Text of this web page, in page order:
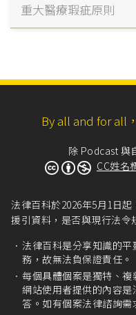
重大醫療瑕疵原則
By all and for all
除 Podcast 與
CC姓名
法律百科於2026年5月1日
援引資料，是否與現行法令
法律百科是分享知識的
務，故無法負保證責任。
每個具體個案是獨特、
網站使用者提供的內容
答。如有個案法律諮詢需